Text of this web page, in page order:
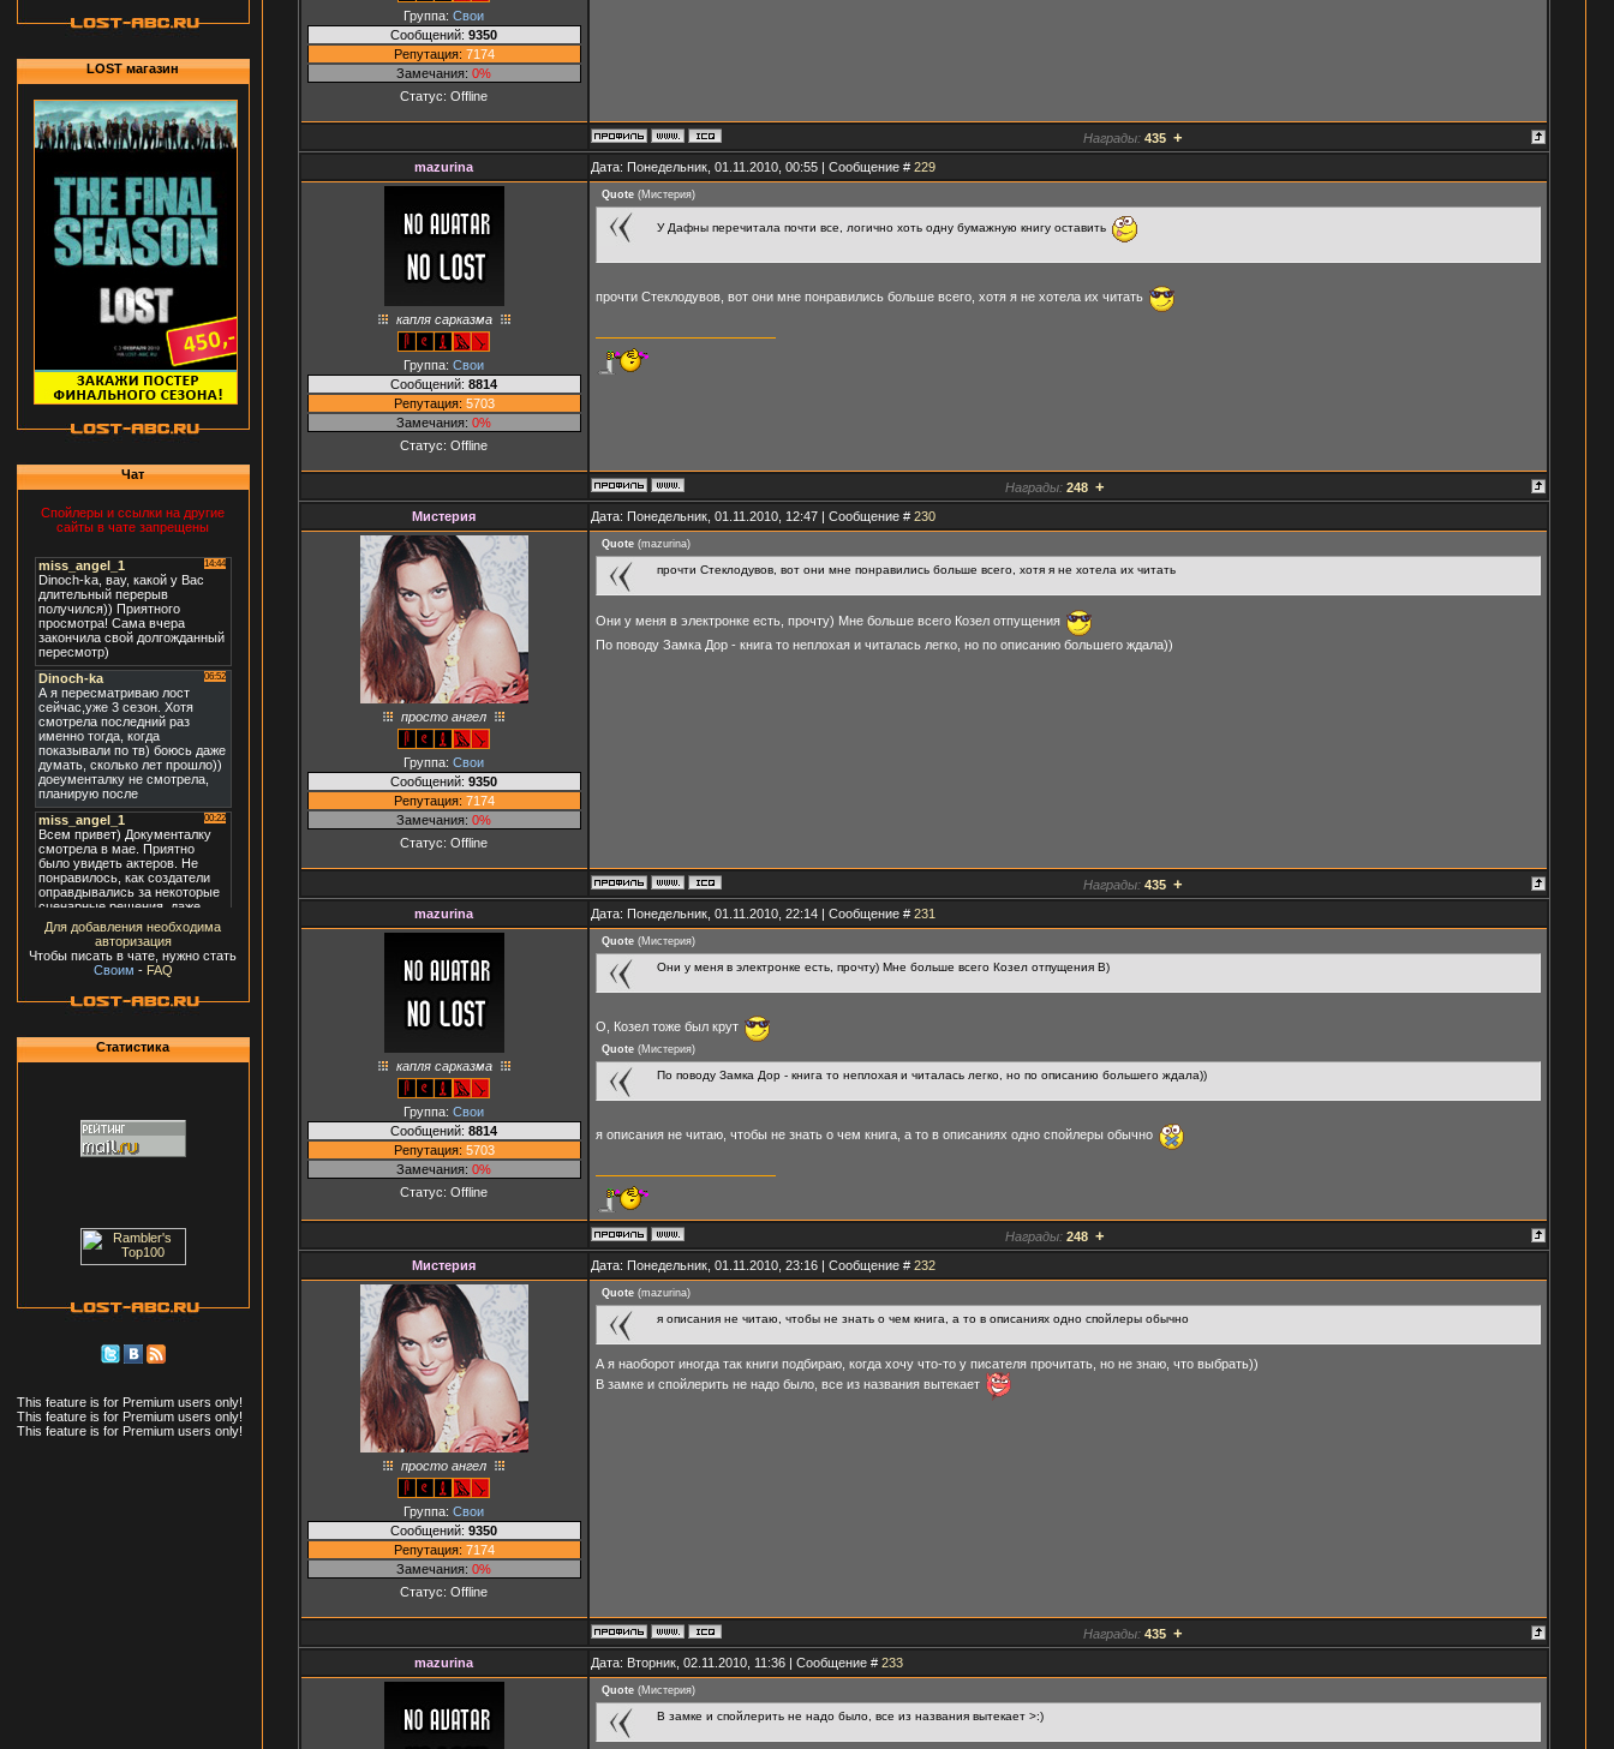
LOST магазин
Чат
Спойлеры и ссылки на другие
сайты в чате запрещены
Для добавления необходима
авторизация
Чтобы писать в чате, нужно стать
Своим - FAQ
Статистика
This feature is for Premium users only!
This feature is for Premium users only!
This feature is for Premium users only!
Группа: Свои
Сообщений: 9350
Репутация: 7174
Замечания: 0%
Статус: Offline
Награды: 435 +
mazurina Дата: Понедельник, 01.11.2010, 00:55 | Сообщение # 229
капля сарказма
Группа: Свои
Сообщений: 8814
Репутация: 5703
Замечания: 0%
Статус: Offline
Quote(Мистерия)
У Дафны перечитала почти все, логично хоть одну бумажную книгу оставить
прочти Стеклодувов, вот они мне понравились больше всего, хотя я не хотела их читать
Награды: 248 +
Мистерия Дата: Понедельник, 01.11.2010, 12:47 | Сообщение # 230
просто ангел
Группа: Свои
Сообщений: 9350
Репутация: 7174
Замечания: 0%
Статус: Offline
Quote(mazurina)
прочти Стеклодувов, вот они мне понравились больше всего, хотя я не хотела их читать
Они у меня в электронке есть, прочту) Мне больше всего Козел отпущения
По поводу Замка Дор - книга то неплохая и читалась легко, но по описанию большего ждала))
Награды: 435 +
mazurina Дата: Понедельник, 01.11.2010, 22:14 | Сообщение # 231
капля сарказма
Группа: Свои
Сообщений: 8814
Репутация: 5703
Замечания: 0%
Статус: Offline
Quote(Мистерия)
Они у меня в электронке есть, прочту) Мне больше всего Козел отпущения B)
О, Козел тоже был крут
Quote(Мистерия)
По поводу Замка Дор - книга то неплохая и читалась легко, но по описанию большего ждала))
я описания не читаю, чтобы не знать о чем книга, а то в описаниях одно спойлеры обычно
Награды: 248 +
Мистерия Дата: Понедельник, 01.11.2010, 23:16 | Сообщение # 232
просто ангел
Группа: Свои
Сообщений: 9350
Репутация: 7174
Замечания: 0%
Статус: Offline
Quote(mazurina)
я описания не читаю, чтобы не знать о чем книга, а то в описаниях одно спойлеры обычно
А я наоборот иногда так книги подбираю, когда хочу что-то у писателя прочитать, но не знаю, что выбрать))
В замке и спойлерить не надо было, все из названия вытекает
Награды: 435 +
mazurina Дата: Вторник, 02.11.2010, 11:36 | Сообщение # 233
Quote(Мистерия)
В замке и спойлерить не надо было, все из названия вытекает >:)